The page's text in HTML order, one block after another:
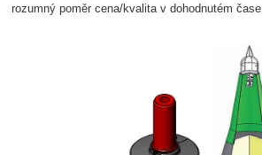
rozumný poměr cena/kvalita v dohodnutém čase.